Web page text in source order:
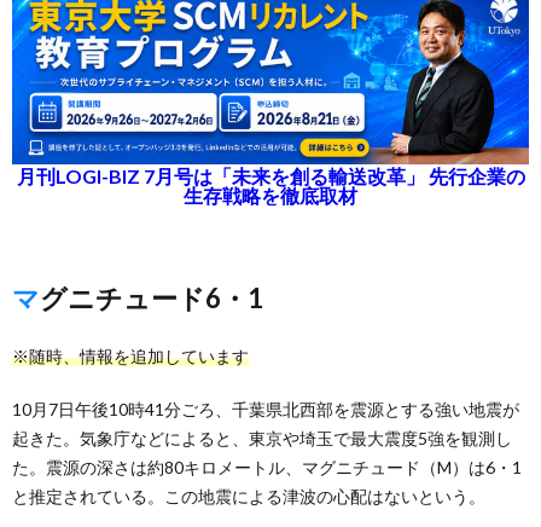
月刊LOGI-BIZ 7月号は「未来を創る輸送改革」 先行企業の
生存戦略を徹底取材
マグニチュード6・1
※随時、情報を追加しています
10月7日午後10時41分ごろ、千葉県北西部を震源とする強い地震が
起きた。気象庁などによると、東京や埼玉で最大震度5強を観測し
た。震源の深さは約80キロメートル、マグニチュード（M）は6・1
と推定されている。この地震による津波の心配はないという。